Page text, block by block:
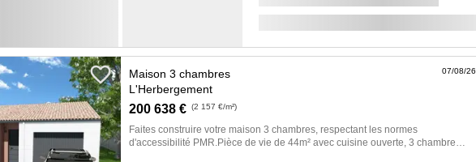
200 638 € (2 157 €/m²)
Maison 3 chambres
L'Herbergement
Faites construire votre maison 3 chambres, respectant les normes
d'accessibilité PMR.Pièce de vie de 44m² avec cuisine ouverte, 3 chambres
07/08/26